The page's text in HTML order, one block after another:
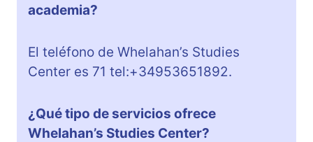
academia?
El teléfono de Whelahan’s Studies
Center es 71 tel:+34953651892.
¿Qué tipo de servicios ofrece
Whelahan’s Studies Center?